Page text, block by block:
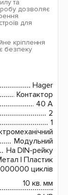
та
дозволяє
для
кріплення
безпеку
Hager
Контактор
40 A
2
1
Модульний
На DIN-рейку
| Пластик
циклів
10 кв. мм